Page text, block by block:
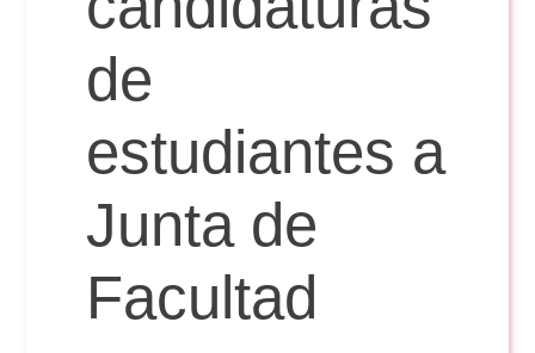
Reservas
Calendario Lectivo
Horarios
Periodismo
de
estudiantes a
Junta de
Facultad